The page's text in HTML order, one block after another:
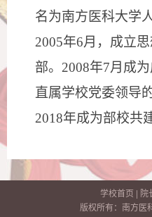
名为南方医科大学
2005年6月，成立
部。2008年7月成
直属学校党委领导
2018年成为部校共
学校首页 | 院
版权所有：南方医